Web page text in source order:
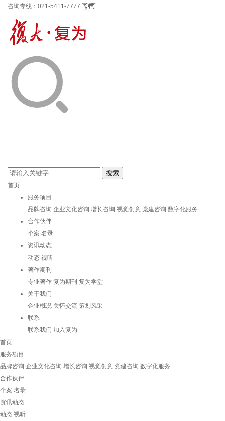
咨询专线： 021-5411-7777
首页
服务项目
品牌咨询 企业文化咨询 增长咨询 视觉创意 党建咨询 数字化服务
合作伙伴
个案 名录
资讯动态
动态 视听
著作期刊
专业著作 复为期刊 复为学堂
关于我们
企业概况 关怀交流 策划风采
联系
联系我们 加入复为
首页
服务项目
品牌咨询 企业文化咨询 增长咨询 视觉创意 党建咨询 数字化服务
合作伙伴
个案 名录
资讯动态
动态 视听